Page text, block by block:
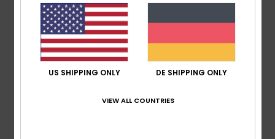
Komfort: 5/5 Preis-Leistungs-Verhältnis: 5 Größe:
Perfekte GrößeMaterial: 5/5 Farbe
Ich empfehle dieses Produkt
5
US SHIPPING ONLY DE SHIPPING ONLY
VIEW ALL COUNTRIES